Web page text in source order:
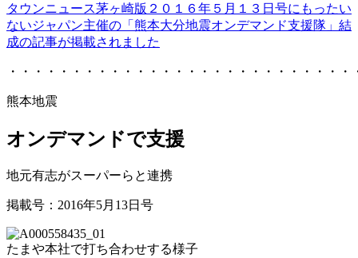
タウンニュース茅ヶ崎版２０１６年５月１３日号にもったい
ないジャパン主催の「熊本大分地震オンデマンド支援隊」結
成の記事が掲載されました
・・・・・・・・・・・・・・・・・・・・・・・・・・
熊本地震
オンデマンドで支援
地元有志がスーパーらと連携
掲載号：2016年5月13日号
たまや本社で打ち合わせする様子